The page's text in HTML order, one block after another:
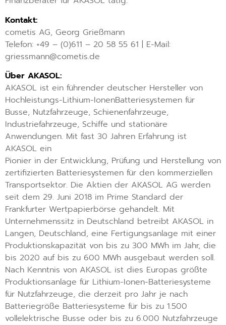
Kontakt:
cometis AG, Georg Grießmann
Telefon: +49 – (0)611 – 20 58 55 61 | E-Mail:
griessmann@cometis.de
Über AKASOL:
AKASOL ist ein führender deutscher Hersteller von
Hochleistungs-Lithium-IonenBatteriesystemen für
Busse, Nutzfahrzeuge, Schienenfahrzeuge,
Industriefahrzeuge, Schiffe und stationäre
Anwendungen. Mit fast 30 Jahren Erfahrung ist
AKASOL ein
Pionier in der Entwicklung, Prüfung und Herstellung von
zertifizierten Batteriesystemen für den kommerziellen
Transportsektor. Die Aktien der AKASOL AG werden
seit dem 29. Juni 2018 im Prime Standard der
Frankfurter Wertpapierbörse gehandelt. Mit
Unternehmenssitz in Deutschland betreibt AKASOL in
Langen, Deutschland, eine Fertigungsanlage mit einer
Produktionskapazität von bis zu 300 MWh im Jahr, die
bis 2020 auf bis zu 600 MWh ausgebaut werden soll.
Nach Kenntnis von AKASOL ist dies Europas größte
Produktionsanlage für Lithium-Ionen-Batteriesysteme
für Nutzfahrzeuge, die derzeit pro Jahr je nach
Batteriegröße Batteriesysteme für bis zu 1.500
vollelektrische Busse oder bis zu 6.000 Nutzfahrzeuge